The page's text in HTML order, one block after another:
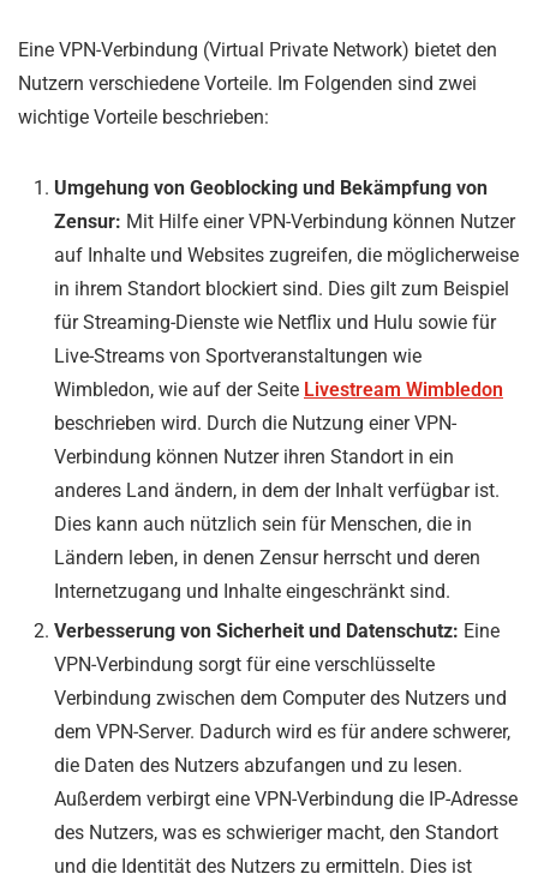
Eine VPN-Verbindung (Virtual Private Network) bietet den
Nutzern verschiedene Vorteile. Im Folgenden sind zwei
wichtige Vorteile beschrieben:
Umgehung von Geoblocking und Bekämpfung von
Zensur: Mit Hilfe einer VPN-Verbindung können Nutzer
auf Inhalte und Websites zugreifen, die möglicherweise
in ihrem Standort blockiert sind. Dies gilt zum Beispiel
für Streaming-Dienste wie Netflix und Hulu sowie für
Live-Streams von Sportveranstaltungen wie
Wimbledon, wie auf der Seite Livestream Wimbledon
beschrieben wird. Durch die Nutzung einer VPN-
Verbindung können Nutzer ihren Standort in ein
anderes Land ändern, in dem der Inhalt verfügbar ist.
Dies kann auch nützlich sein für Menschen, die in
Ländern leben, in denen Zensur herrscht und deren
Internetzugang und Inhalte eingeschränkt sind.
Verbesserung von Sicherheit und Datenschutz: Eine
VPN-Verbindung sorgt für eine verschlüsselte
Verbindung zwischen dem Computer des Nutzers und
dem VPN-Server. Dadurch wird es für andere schwerer,
die Daten des Nutzers abzufangen und zu lesen.
Außerdem verbirgt eine VPN-Verbindung die IP-Adresse
des Nutzers, was es schwieriger macht, den Standort
und die Identität des Nutzers zu ermitteln. Dies ist